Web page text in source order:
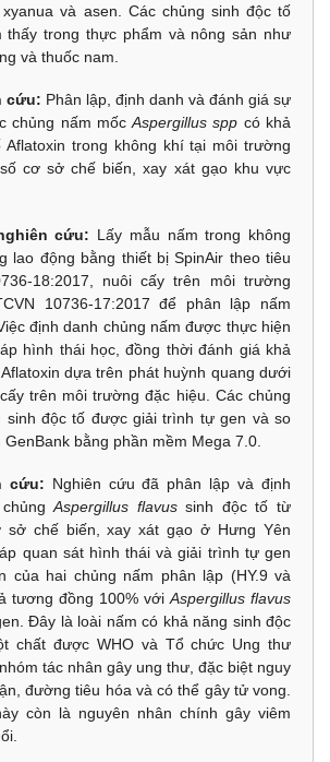
và asen. Các chủng sinh độc tố
trong thực phẩm và nông sản như
và thuốc nam.
cứu: Phân lập, định danh và đánh giá sự
chủng nấm mốcAspergillus spp có khả
Aflatoxin trong không khí tại môi trường
cơ sở chế biến, xay xát gạo khu vực
cứu: Lấy mẫu nấm trong không
lao động bằng thiết bị SpinAir theo tiêu
18:2017, nuôi cấy trên môi trường
10736-17:2017 để phân lập nấm
Việc định danh chủng nấm được thực hiện
hình thái học, đồng thời đánh giá khả
dựa trên phát huỳnh quang dưới
trên môi trường đặc hiệu. Các chủng
sinh độc tố được giải trình tự gen và so
bằng phần mềm Mega 7.0.
cứu: Nghiên cứu đã phân lập và định
chủngAspergillus flavussinh độc tố từ
sở chế biến, xay xát gạo ở Hưng Yên
quan sát hình thái và giải trình tự gen
của hai chủng nấm phân lập (HY.9 và
tương đồng 100% với Aspergillus flavus
Đây là loài nấm có khả năng sinh độc
chất được WHO và Tổ chức Ung thư
tác nhân gây ung thư, đặc biệt nguy
đường tiêu hóa và có thể gây tử vong.
còn là nguyên nhân chính gây viêm